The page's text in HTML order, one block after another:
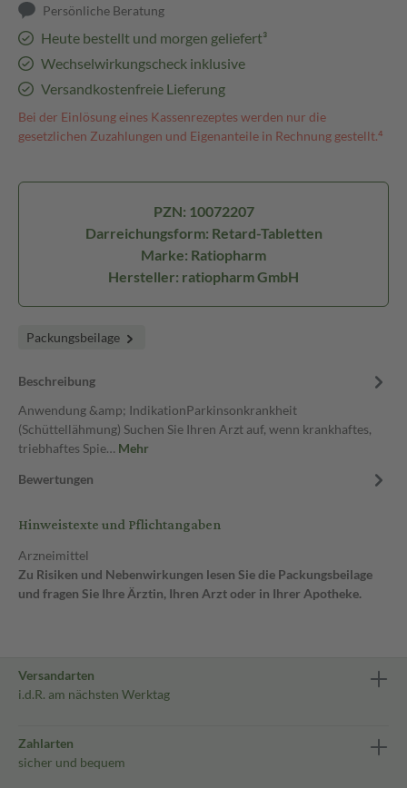
Persönliche Beratung
Heute bestellt und morgen geliefert³
Wechselwirkungscheck inklusive
Versandkostenfreie Lieferung
Bei der Einlösung eines Kassenrezeptes werden nur die
gesetzlichen Zuzahlungen und Eigenanteile in Rechnung gestellt.⁴
PZN: 10072207
Darreichungsform: Retard-Tabletten
Marke: Ratiopharm
Hersteller: ratiopharm GmbH
Packungsbeilage
Beschreibung
Anwendung &amp; IndikationParkinsonkrankheit
(Schüttellähmung) Suchen Sie Ihren Arzt auf, wenn krankhaftes,
triebhaftes Spie… Mehr
Bewertungen
Hinweistexte und Pflichtangaben
Arzneimittel
Zu Risiken und Nebenwirkungen lesen Sie die Packungsbeilage
und fragen Sie Ihre Ärztin, Ihren Arzt oder in Ihrer Apotheke.
Versandarten
i.d.R. am nächsten Werktag
Zahlarten
sicher und bequem